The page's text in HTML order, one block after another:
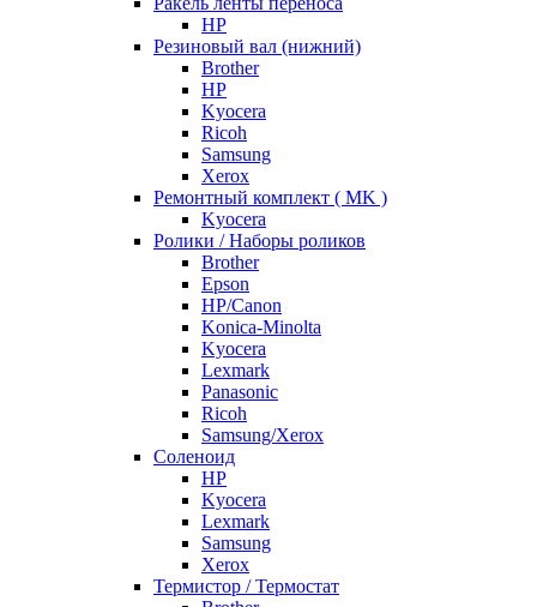
HP
Резиновый вал (нижний)
Brother
HP
Kyocera
Ricoh
Samsung
Xerox
Ремонтный комплект ( MK )
Kyocera
Ролики / Наборы роликов
Brother
Epson
HP/Canon
Konica-Minolta
Kyocera
Lexmark
Panasonic
Ricoh
Samsung/Xerox
Соленоид
HP
Kyocera
Lexmark
Samsung
Xerox
Термистор / Термостат